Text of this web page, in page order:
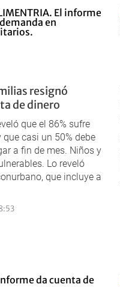
resignó
de dinero
que el 86% sufre
casi un 50% debe
a fin de mes. Niños y
Lo reveló
que incluye a